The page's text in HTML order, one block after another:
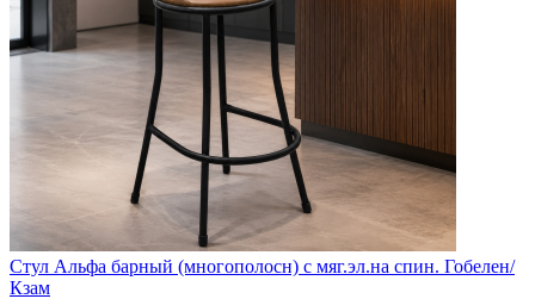
Стул Альфа барный (многополосн) с мяг.эл.на спин. Гобелен/
Кзам